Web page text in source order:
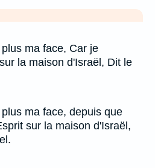
ma face, Car je
la maison d'Israël, Dit le
ma face, depuis que
sur la maison d'Israël,